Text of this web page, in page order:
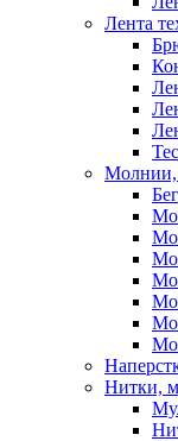
Лента
Молнии,
Нитки,